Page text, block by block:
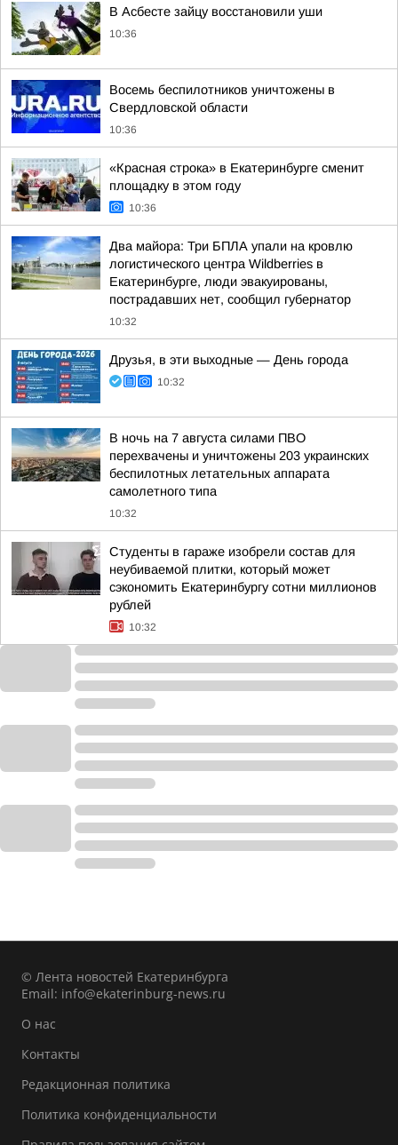
В Асбесте зайцу восстановили уши
10:36
Восемь беспилотников уничтожены в
Свердловской области
10:36
«Красная строка» в Екатеринбурге сменит
площадку в этом году
10:36
Два майора: Три БПЛА упали на кровлю
логистического центра Wildberries в
Екатеринбурге, люди эвакуированы,
пострадавших нет, сообщил губернатор
10:32
Друзья, в эти выходные — День города
10:32
В ночь на 7 августа силами ПВО
перехвачены и уничтожены 203 украинских
беспилотных летательных аппарата
самолетного типа
10:32
Студенты в гараже изобрели состав для
неубиваемой плитки, который может
сэкономить Екатеринбургу сотни миллионов
рублей
10:32
© Лента новостей Екатеринбурга
Email: info@ekaterinburg-news.ru
О нас
Контакты
Редакционная политика
Политика конфиденциальности